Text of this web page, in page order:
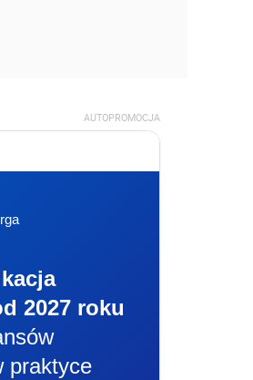
AUTOPROMOCJA
2027 roku
praktyce